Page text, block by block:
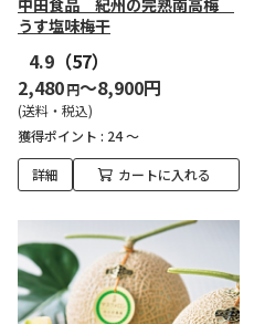
中田食品 紀州の完熟南高梅
うす塩味梅干
4.9 （57）
2,480円～8,900円
(送料・税込)
獲得ポイント : 24 ～
詳細 カートに入れる